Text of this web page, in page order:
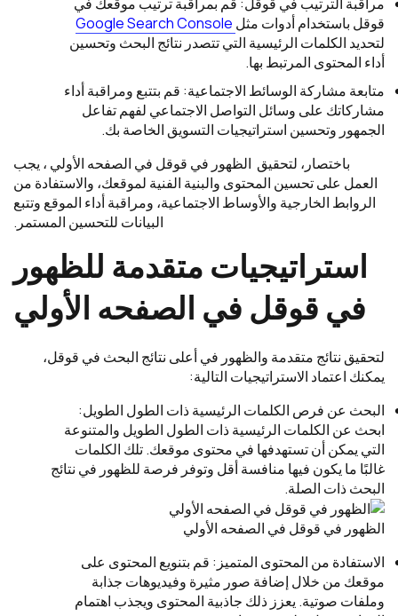
قوقل باستخدام أدوات مثل
لتحديد الكلمات الرئيسية التي تتصدر نتائج البحث وتحسين
أداء المحتوى المرتبط بها.
متابعة مشاركة الوسائط الاجتماعية: قم بتتبع ومراقبة أداء
مشاركاتك على وسائل التواصل الاجتماعي لفهم تفاعل
الجمهور وتحسين استراتيجيات التسويق الخاصة بك.
باختصار، لتحقيق الظهور في قوقل في الصفحه الأولي ، يجب
العمل على تحسين المحتوى والبنية الفنية لموقعك، والاستفادة من
الروابط الخارجية والأوساط الاجتماعية، ومراقبة أداء الموقع وتتبع
البيانات للتحسين المستمر.
استراتيجيات متقدمة للظهور
في قوقل في الصفحه الأولي
لتحقيق نتائج متقدمة والظهور في أعلى نتائج البحث في قوقل،
يمكنك اعتماد الاستراتيجيات التالية:
البحث عن فرص الكلمات الرئيسية ذات الطول الطويل:
ابحث عن الكلمات الرئيسية ذات الطول الطويل والمتنوعة
التي يمكن أن تستهدفها في محتوى موقعك. تلك الكلمات
غالبًا ما يكون فيها منافسة أقل وتوفر فرصة للظهور في نتائج
البحث ذات الصلة.
الظهور في قوقل في الصفحه الأولي
الاستفادة من المحتوى المتميز: قم بتنويع المحتوى على
موقعك من خلال إضافة صور مثيرة وفيديوهات جذابة
وملفات صوتية. يعزز ذلك جاذبية المحتوى ويجذب اهتمام